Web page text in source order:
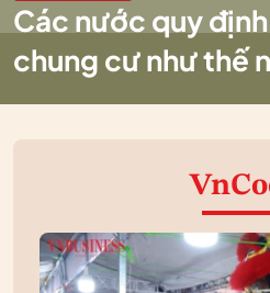
Các nước quy
chung cư như thế